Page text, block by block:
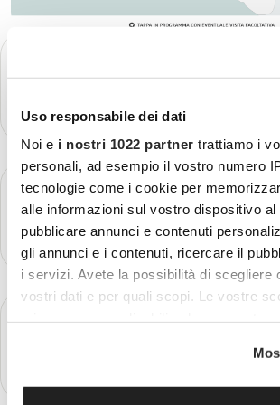
Uso responsabile dei dati
Noi e i nostri 1022 partner trattiamo i
personali, ad esempio il vostro numero
tecnologie come i cookie per
alle informazioni sul vostro dispositivo al
pubblicare annunci e contenuti
gli annunci e i contenuti, ricercare il
i servizi. Avete la possibilità di scegliere
vostri dati e per quali scopi. Le vostre
modificare o revocare il proprio
momento dalla Dichiarazione sui cookie
Più dettagli
GIORNO 2
Lima
Più dettagli
Lima - Arequipa